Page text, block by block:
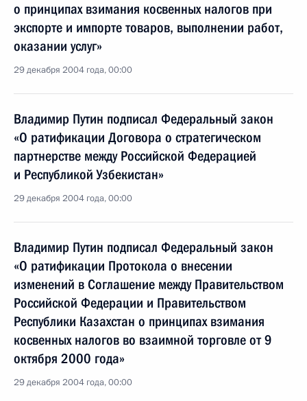
о принципах взимания косвенных налогов при
экспорте и импорте товаров, выполнении работ,
оказании услуг»
29 декабря 2004 года, 00:00
Владимир Путин подписал Федеральный закон
«О ратификации Договора о стратегическом
партнерстве между Российской Федерацией
и Республикой Узбекистан»
29 декабря 2004 года, 00:00
Владимир Путин подписал Федеральный закон
«О ратификации Протокола о внесении
изменений в Соглашение между Правительством
Российской Федерации и Правительством
Республики Казахстан о принципах взимания
косвенных налогов во взаимной торговле от 9
октября 2000 года»
29 декабря 2004 года, 00:00